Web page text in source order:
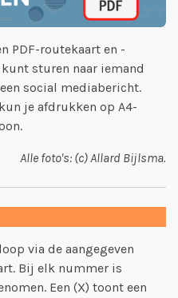
PDF-routekaart en -
sturen naar iemand
social mediabericht.
je afdrukken op A4-
Alle foto's: (c) Allard Bijlsma.
via de aangegeven
Bij elk nummer is
Een (X) toont een